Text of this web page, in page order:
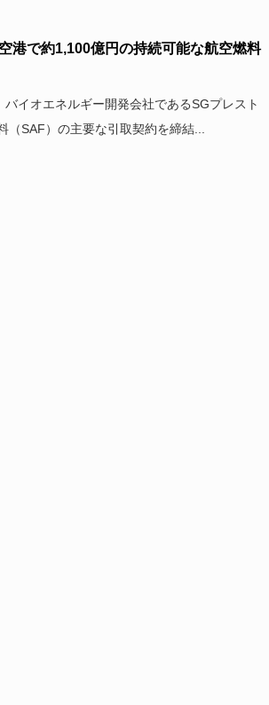
港で約1,100億円の持続可能な航空燃料
イオエネルギー開発会社であるSGプレスト
（SAF）の主要な引取契約を締結...